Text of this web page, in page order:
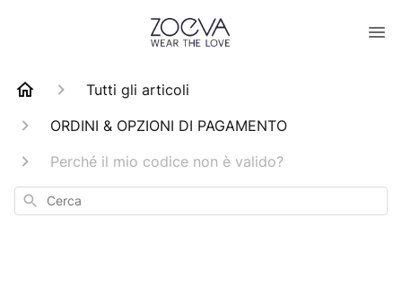
Tutti gli articoli
ORDINI & OPZIONI DI PAGAMENTO
Perché il mio codice non è valido?
Cerca